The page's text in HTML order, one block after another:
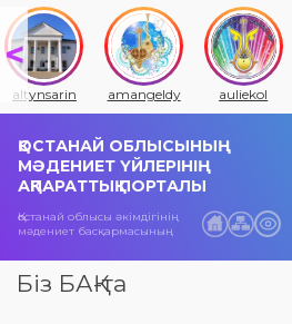
altynsarin amangeldy auliekol
ҚОСТАНАЙ ОБЛЫСЫНЫҢ
МӘДЕНИЕТ ҮЙЛЕРІНІҢ
АҚПАРАТТЫҚ ПОРТАЛЫ
Қостанай облысы әкімдігінің
мәдениет басқармасының
Біз БАҚ-та